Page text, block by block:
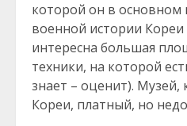
которой он в основном
военной истории
интересна большая
техники, на которой
знает – оценит). Музей,
Кореи, платный, но